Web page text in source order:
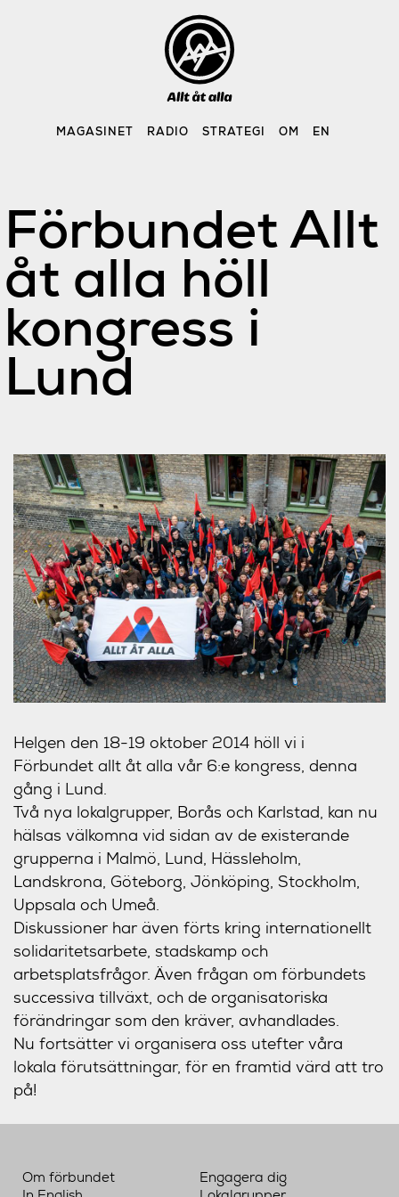
MAGASINET RADIO STRATEGI OM EN
Förbundet Allt
åt alla höll
kongress i
Lund
Helgen den 18-19 oktober 2014 höll vi i
Förbundet allt åt alla vår 6:e kongress, denna
gång i Lund.
Två nya lokalgrupper, Borås och Karlstad, kan nu
hälsas välkomna vid sidan av de existerande
grupperna i Malmö, Lund, Hässleholm,
Landskrona, Göteborg, Jönköping, Stockholm,
Uppsala och Umeå.
Diskussioner har även förts kring internationellt
solidaritetsarbete, stadskamp och
arbetsplatsfrågor. Även frågan om förbundets
successiva tillväxt, och de organisatoriska
förändringar som den kräver, avhandlades.
Nu fortsätter vi organisera oss utefter våra
lokala förutsättningar, för en framtid värd att tro
på!
Om förbundet
Engagera dig